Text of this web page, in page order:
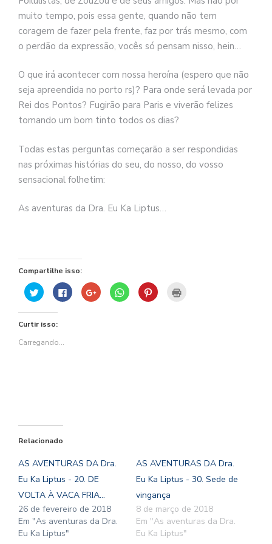
muito tempo, pois essa gente, quando não tem
coragem de fazer pela frente, faz por trás mesmo, com
o perdão da expressão, vocês só pensam nisso, hein…
O que irá acontecer com nossa heroína (espero que não
seja apreendida no porto rs)? Para onde será levada por
Rei dos Pontos? Fugirão para Paris e viverão felizes
tomando um bom tinto todos os dias?
Todas estas perguntas começarão a ser respondidas
nas próximas histórias do seu, do nosso, do vosso
sensacional folhetim:
As aventuras da Dra. Eu Ka Liptus…
Compartilhe isso:
Clique
para
compartilhar
no
em
janela)
Clique
para
compartilhar
Compartilhe
no
Google+
Clique
para
compartilhar
Clique
para
Curtir isso:
Carregando...
Relacionado
AS AVENTURAS DA Dra.
Eu Ka Liptus - 20. DE
VOLTA À VACA FRIA...
26 de fevereiro de 2018
Em "As aventuras da Dra.
Eu Ka Liptus"
AS AVENTURAS DA Dra.
Eu Ka Liptus - 30. Sede de
vingança
8 de março de 2018
Em "As aventuras da Dra.
Eu Ka Liptus"